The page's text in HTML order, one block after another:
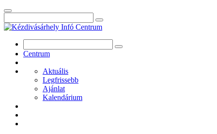
Centrum
Aktuális
Legfrissebb
Ajánlat
Kalendárium